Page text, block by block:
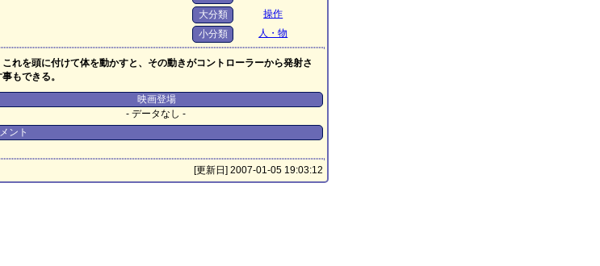
大分類
操作
小分類
人・物
れを頭に付けて体を動かすと、その動きがコントローラーから発射さ
もできる。
映画登場
- データなし -
ント
[更新日] 2007-01-05 19:03:12